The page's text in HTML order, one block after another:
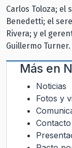
Carlos Toloza; el
Benedetti; el
Rivera; y el
Guillermo Turner.
Más en
Noticias
Fotos y